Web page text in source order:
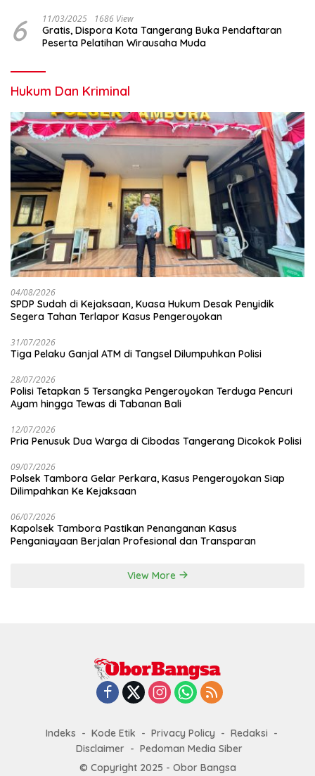
6 11/03/2025 1686 View
Gratis, Dispora Kota Tangerang Buka Pendaftaran
Peserta Pelatihan Wirausaha Muda
Hukum Dan Kriminal
04/08/2026
SPDP Sudah di Kejaksaan, Kuasa Hukum Desak Penyidik
Segera Tahan Terlapor Kasus Pengeroyokan
31/07/2026
Tiga Pelaku Ganjal ATM di Tangsel Dilumpuhkan Polisi
28/07/2026
Polisi Tetapkan 5 Tersangka Pengeroyokan Terduga Pencuri
Ayam hingga Tewas di Tabanan Bali
12/07/2026
Pria Penusuk Dua Warga di Cibodas Tangerang Dicokok Polisi
09/07/2026
Polsek Tambora Gelar Perkara, Kasus Pengeroyokan Siap
Dilimpahkan Ke Kejaksaan
06/07/2026
Kapolsek Tambora Pastikan Penanganan Kasus
Penganiayaan Berjalan Profesional dan Transparan
View More
Indeks Kode Etik Privacy Policy
Redaksi
Disclaimer
Pedoman Media Siber
© Copyright 2025 - Obor Bangsa